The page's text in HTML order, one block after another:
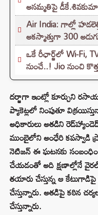
అసమ్మతిపై
Air India: గాల్లో
అకస్మాత్తుగా 300
ఒకే రీఛార్జ్‌లో Wi-Fi,
నుంచే..! Jio నుంచి
దర్జాగా ఇంట్లో కూర్చుని
ప్యాకెట్లలో నింపుతూ
అధికారులు అతడిని
ముంబైలోని అంధేరి కపస్వాడి
నెటిజన్ ఈ ఘటనకు
చేయడంతో అది క్షణాల్లోనే
తయారు చేస్తున్న ఆ కేటుగాడిపై
చేస్తున్నారు. అతడిపై కఠిన
చేస్తున్నారు.